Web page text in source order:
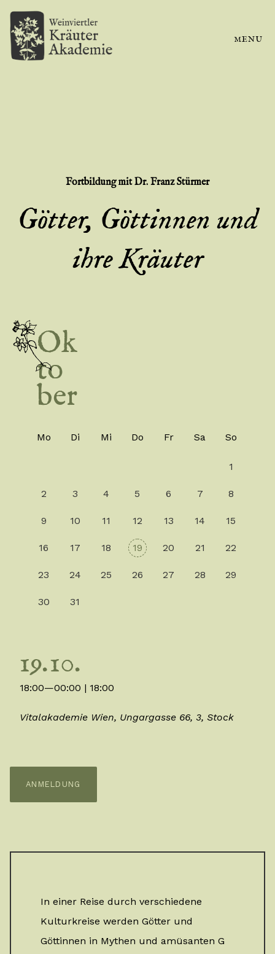
MENU
Fortbildungmit Dr. Franz Stürmer
Götter, Göttinnen und
ihre Kräuter
Ok
to
ber
Mo Di Mi Do Fr Sa So
1
2 3 4 5 6 7 8
9 10 11 12 13 14 15
16 17 18 19 20 21 22
23 24 25 26 27 28 29
30 31
19.10.
18:00—00:00 | 18:00
Vitalakademie Wien, Ungargasse 66, 3, Stock
ANMELDUNG
In einer Reise durch verschiedene
Kulturkreise werden Götter und
Göttinnen in Mythen und amüsanten G